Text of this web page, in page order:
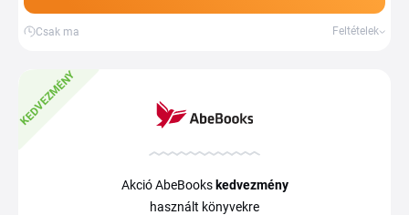
Csak ma Feltételek
KEDVEZMÉNY
Akció AbeBooks kedvezmény
használt könyvekre